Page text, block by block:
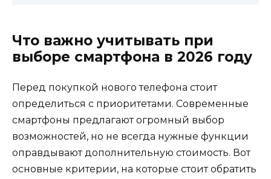
Что важно учитывать при
выборе смартфона в 2026 году
Перед покупкой нового телефона стоит
определиться с приоритетами. Современные
смартфоны предлагают огромный выбор
возможностей, но не всегда нужные функции
оправдывают дополнительную стоимость. Вот
основные критерии, на которые стоит обратить